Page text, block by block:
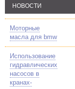
НОВОСТИ
Моторные
масла для bmw
Использование
гидравлических
насосов в
кранах-